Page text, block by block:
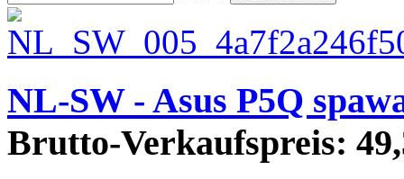
NL-SW - Asus P5Q
Brutto-Verkaufspreis: